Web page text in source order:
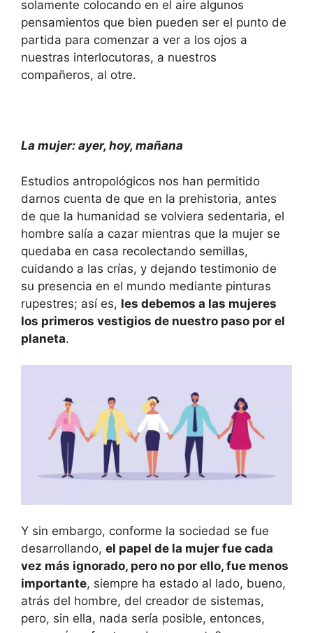
solamente colocando en el aire algunos
pensamientos que bien pueden ser el punto de
partida para comenzar a ver a los ojos a
nuestras interlocutoras, a nuestros
compañeros, al otre.
La mujer: ayer, hoy, mañana
Estudios antropológicos nos han permitido
darnos cuenta de que en la prehistoria, antes
de que la humanidad se volviera sedentaria, el
hombre salía a cazar mientras que la mujer se
quedaba en casa recolectando semillas,
cuidando a las crías, y dejando testimonio de
su presencia en el mundo mediante pinturas
rupestres; así es, les debemos a las mujeres
los primeros vestigios de nuestro paso por el
planeta.
Y sin embargo, conforme la sociedad se fue
desarrollando, el papel de la mujer fue cada
vez más ignorado, pero no por ello, fue menos
importante, siempre ha estado al lado, bueno,
atrás del hombre, del creador de sistemas,
pero, sin ella, nada sería posible, entonces,